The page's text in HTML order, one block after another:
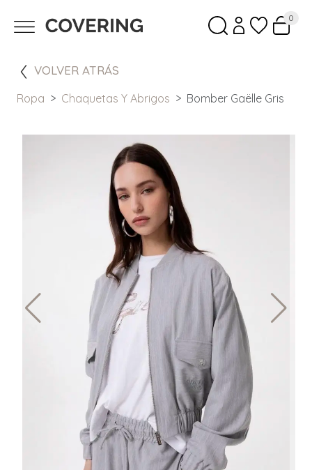
0
VOLVER ATRÁS
Ropa Chaquetas Y Abrigos Bomber Gaëlle Gris